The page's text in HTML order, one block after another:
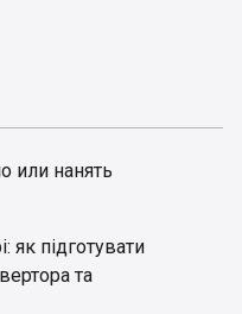
или нанять
як підготувати
та